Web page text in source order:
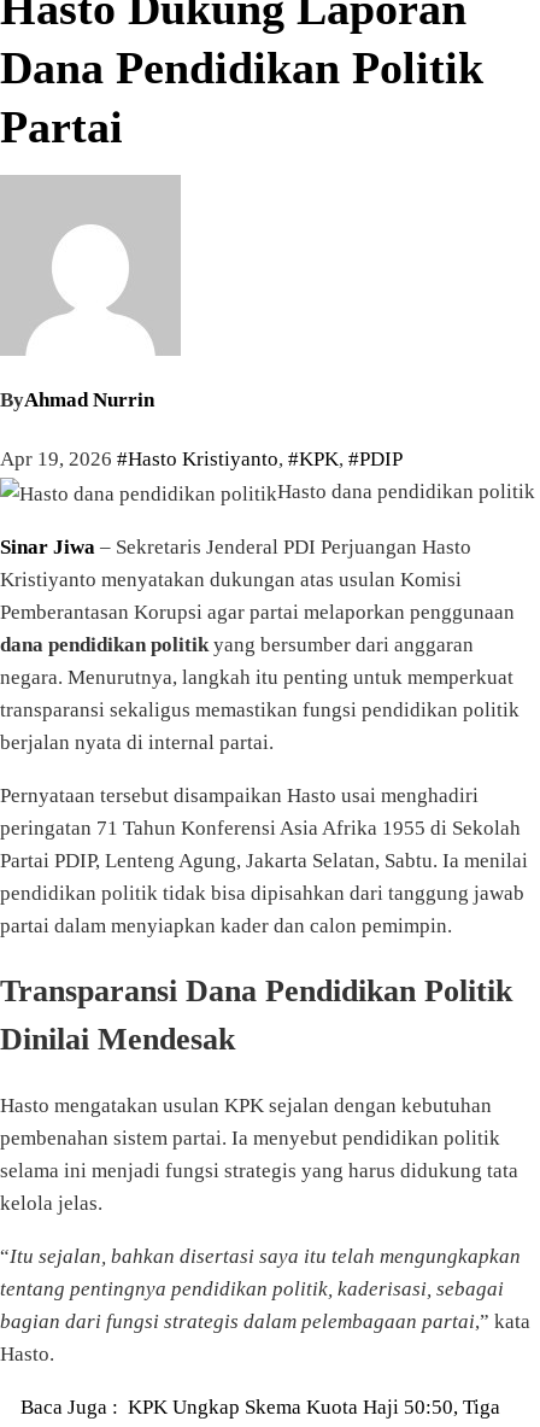
Dana Pendidikan Politik
Partai
ByAhmad Nurrin
Apr 19, 2026 #Hasto Kristiyanto, #KPK, #PDIP
Hasto dana pendidikan politik
Sinar Jiwa – Sekretaris Jenderal PDI Perjuangan Hasto
Kristiyanto menyatakan dukungan atas usulan Komisi
Pemberantasan Korupsi agar partai melaporkan penggunaan
dana pendidikan politikyang bersumber dari anggaran
negara. Menurutnya, langkah itu penting untuk memperkuat
transparansi sekaligus memastikan fungsi pendidikan politik
berjalan nyata di internal partai.
Pernyataan tersebut disampaikan Hasto usai menghadiri
peringatan 71 Tahun Konferensi Asia Afrika 1955 di Sekolah
Partai PDIP, Lenteng Agung, Jakarta Selatan, Sabtu. Ia menilai
pendidikan politik tidak bisa dipisahkan dari tanggung jawab
partai dalam menyiapkan kader dan calon pemimpin.
Transparansi Dana Pendidikan Politik
Dinilai Mendesak
Hasto mengatakan usulan KPK sejalan dengan kebutuhan
pembenahan sistem partai. Ia menyebut pendidikan politik
selama ini menjadi fungsi strategis yang harus didukung tata
kelola jelas.
“Itu sejalan, bahkan disertasi saya itu telah mengungkapkan
tentang pentingnya pendidikan politik, kaderisasi, sebagai
bagian dari fungsi strategis dalam pelembagaan partai,” kata
Hasto.
Baca Juga : KPK Ungkap Skema Kuota Haji 50:50, Tiga